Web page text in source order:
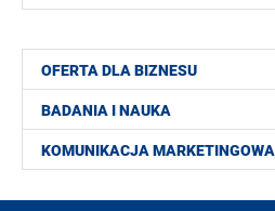
OFERTA DLA BIZNESU
BADANIA I NAUKA
KOMUNIKACJA MARKETINGOWA